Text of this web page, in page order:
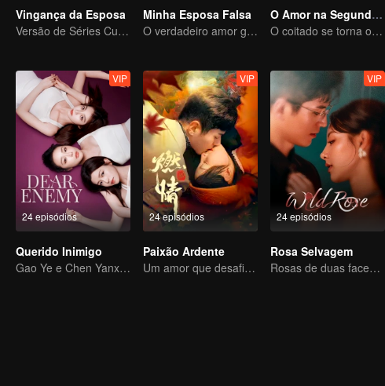
Vingança da Esposa
Versão de Séries Curtas “A Tentação de voltar para casa”
Minha Esposa Falsa
O verdadeiro amor gerado no casamento substituto
O Amor na Segunda Visão
O coitado se torna o CEO dominador e persegue seu primeiro amor
24 episódios
VIP
Querido Inimigo
Gao Ye e Chen Yanxi: De melhores amigas a inimigas juradas
24 episódios
VIP
Paixão Ardente
Um amor que desafia o destino, testado pela dor e pelo poder
24 episódios
VIP
Rosa Selvagem
Rosas de duas faces entra no jogo sozinha